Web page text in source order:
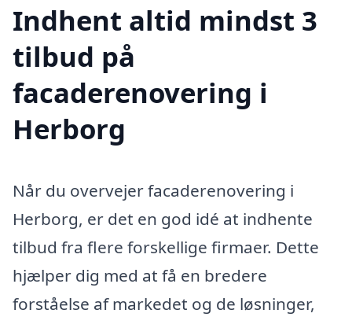
Indhent altid mindst 3
tilbud på
facaderenovering i
Herborg
Når du overvejer facaderenovering i
Herborg, er det en god idé at indhente
tilbud fra flere forskellige firmaer. Dette
hjælper dig med at få en bredere
forståelse af markedet og de løsninger,